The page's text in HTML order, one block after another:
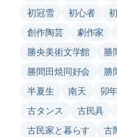
初冠雪
初心者
創作陶芸
劇作家
勝央美術文学館
勝
勝間田焼同好会
勝
半夏生
南天 卯年
古タンス
古民具
古民家と暮らす
古